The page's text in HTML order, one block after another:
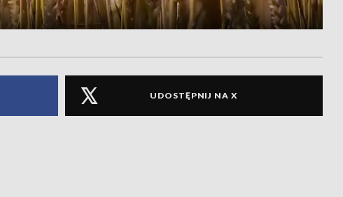
UDOSTĘPNIJ NA X